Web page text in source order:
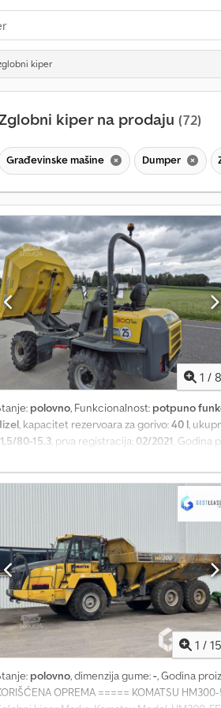
kiper
kiper na prodaju (72)
Građevinske mašine Dumper
1 / 8
polovno, Funkcionalnost: potpuno
, kapacitet rezervoara za gorivo:40 l,
80-15,3, prva registracija: 02/2021, Godina
sa otvorenim sedištem vozača,
1 / 15
polovno, dimenzija gume:-, Godina
OPREMA ===== KOMATSU